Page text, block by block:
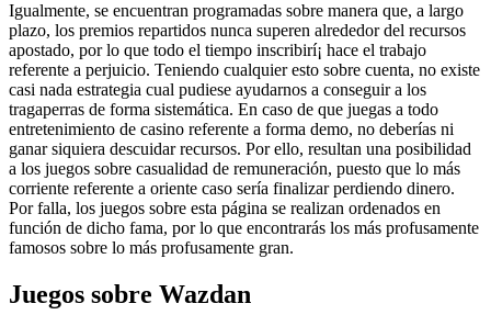
Igualmente, se encuentran programadas sobre manera que, a largo
plazo, los premios repartidos nunca superen alrededor del recursos
apostado, por lo que todo el tiempo inscribirí¡ hace el trabajo
referente a perjuicio. Teniendo cualquier esto sobre cuenta, no existe
casi nada estrategia cual pudiese ayudarnos a conseguir a los
tragaperras de forma sistemática. En caso de que juegas a todo
entretenimiento de casino referente a forma demo, no deberías ni
ganar siquiera descuidar recursos. Por ello, resultan una posibilidad
a los juegos sobre casualidad de remuneración, puesto que lo más
corriente referente a oriente caso serí­a finalizar perdiendo dinero.
Por falla, los juegos sobre esta página se realizan ordenados en
función de dicho fama, por lo que encontrarás los más profusamente
famosos sobre lo más profusamente gran.
Juegos sobre Wazdan